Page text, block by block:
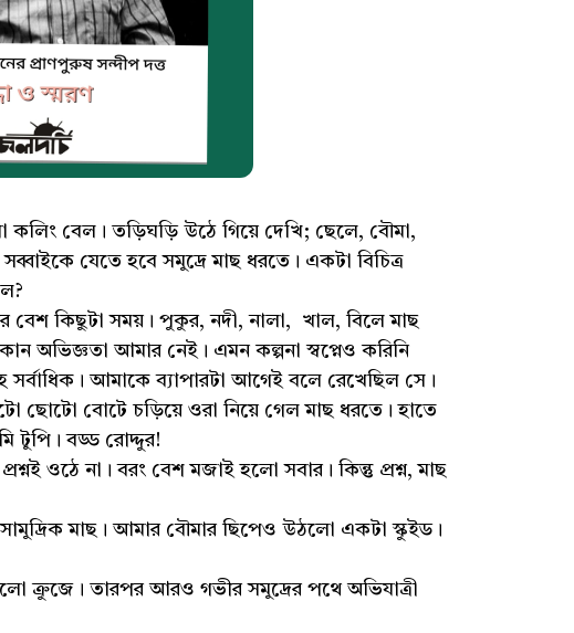
বেল। তড়িঘড়ি উঠে গিয়ে দেখি; ছেলে, বৌমা,
যেতে হবে সমুদ্রে মাছ ধরতে। একটা বিচিত্র
বেশ কিছুটা সময়। পুকুর, নদী, নালা, খাল, বিলে মাছ
অভিজ্ঞতা আমার নেই। এমন কল্পনা স্বপ্নেও করিনি
আমাকে ব্যাপারটা আগেই বলে রেখেছিল সে।
ছোটো বোটে চড়িয়ে ওরা নিয়ে গেল মাছ ধরতে। হাতে
টুপি। বড্ড রোদ্দুর!
ওঠে না। বরং বেশ মজাই হলো সবার। কিন্তু প্রশ্ন, মাছ
মাছ। আমার বৌমার ছিপেও উঠলো একটা স্কুইড।
ক্রুজে। তারপর আরও গভীর সমুদ্রের পথে অভিযাত্রী